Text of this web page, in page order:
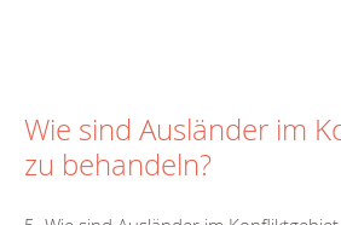
Wie sind Ausländer im
zu behandeln?